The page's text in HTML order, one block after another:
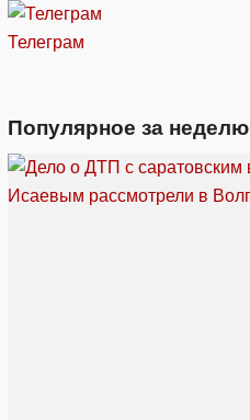
Телеграм
Популярное за неделю